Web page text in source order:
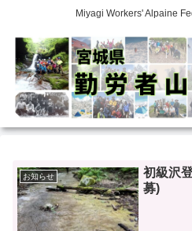
Miyagi Workers' Alpaine
お知らせ
初級沢
募)